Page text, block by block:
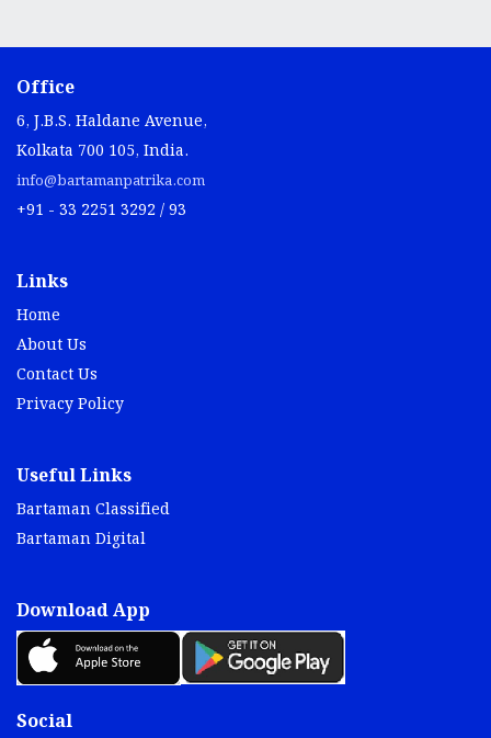
Office
6, J.B.S. Haldane Avenue,
Kolkata 700 105, India.
info@bartamanpatrika.com
+91 - 33 2251 3292 / 93
Links
Home
About Us
Contact Us
Privacy Policy
Useful Links
Bartaman Classified
Bartaman Digital
Download App
Social